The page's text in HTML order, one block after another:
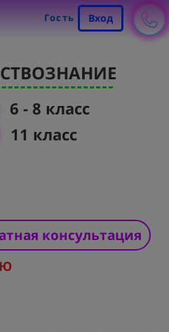
Гость Вход
6 - 8 класс
11 класс
консультация